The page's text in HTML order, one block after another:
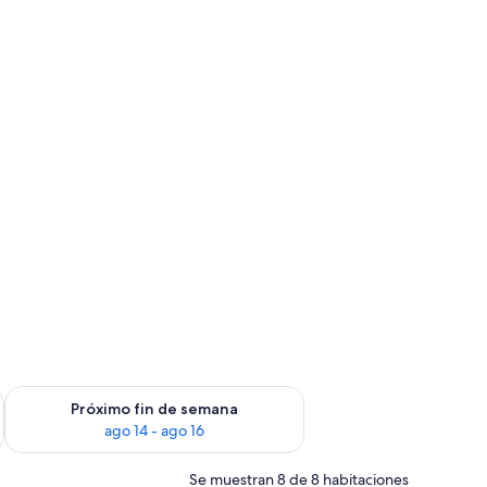
semana, ago 7 - ago 9
Próximo fin de semana
ago 14 - ago 16
Consulta la disponibilidad para el próximo fin de semana,
Se muestran 8 de 8 habitaciones